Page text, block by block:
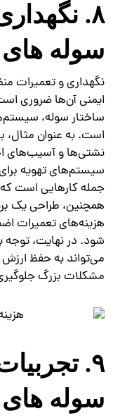
۸.
سوله‌ های
نگهداری و تعمیرات
ایمنی آن‌ها ضروری
ساختار سوله،
است. به عنوان
نشتی‌ها و آسیب‌های
سیستم‌های تهویه
جمله کارهایی است
همچنین، طراحی یک
هزینه‌های تعمیرات
شود. در نهایت، توجه
می‌تواند به حفظ
مشکلات بزرگ
۹.
سوله‌ های